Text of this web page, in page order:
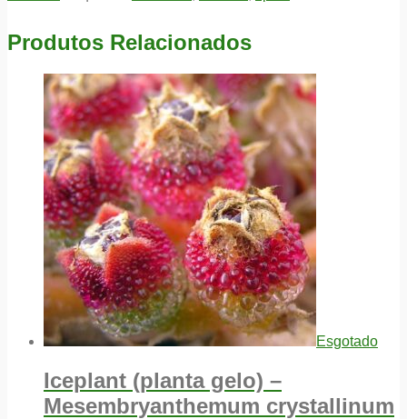
Produtos Relacionados
Esgotado
Iceplant (planta gelo) –
Mesembryanthemum crystallinum